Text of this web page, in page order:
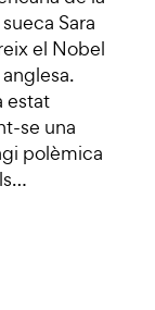
Sara
el Nobel
estat
se una
polèmica